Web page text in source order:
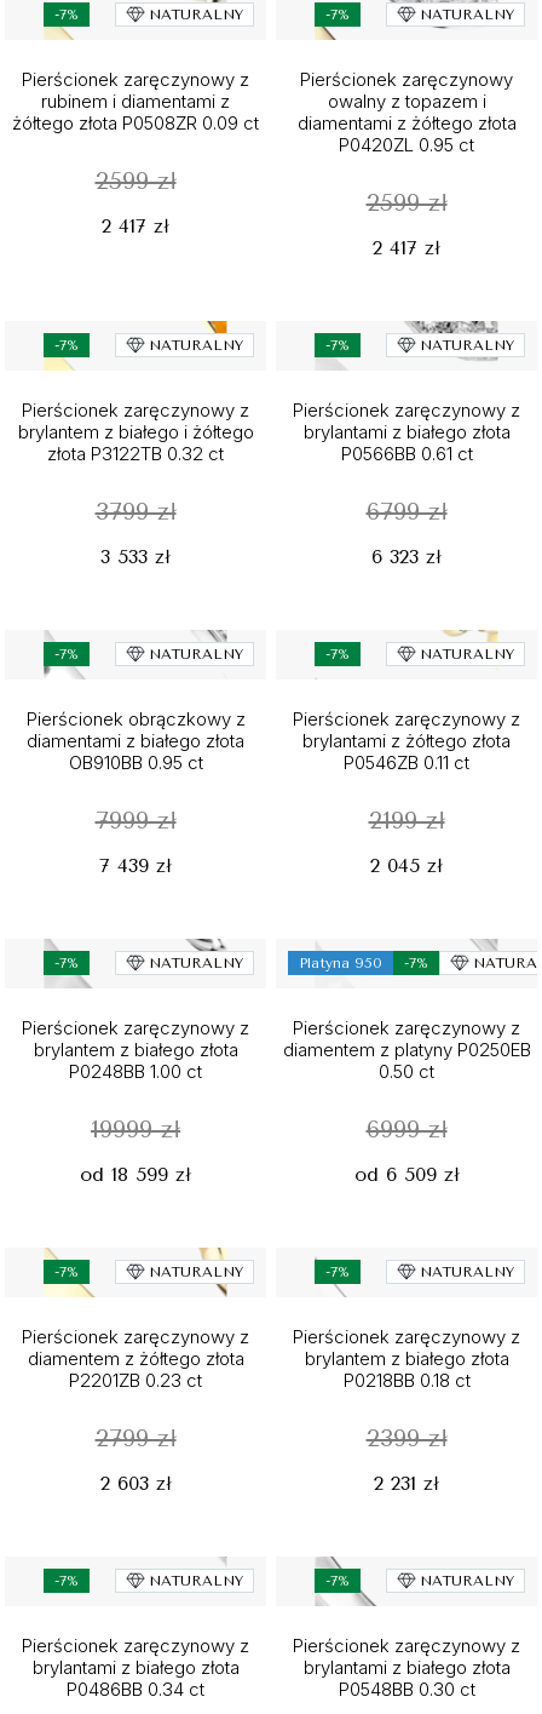
-7% NATURALNY
Pierścionek zaręczynowy z
rubinem i diamentami z
żółtego złota P0508ZR 0.09 ct
2599 zł
2 417 zł
-7% NATURALNY
Pierścionek zaręczynowy
owalny z topazem i
diamentami z żółtego złota
P0420ZL 0.95 ct
2599 zł
2 417 zł
-7% NATURALNY
Pierścionek zaręczynowy z
brylantem z białego i żółtego
złota P3122TB 0.32 ct
3799 zł
3 533 zł
-7% NATURALNY
Pierścionek zaręczynowy z
brylantami z białego złota
P0566BB 0.61 ct
6799 zł
6 323 zł
-7% NATURALNY
Pierścionek obrączkowy z
diamentami z białego złota
OB910BB 0.95 ct
7999 zł
7 439 zł
-7% NATURALNY
Pierścionek zaręczynowy z
brylantami z żółtego złota
P0546ZB 0.11 ct
2199 zł
2 045 zł
-7% NATURALNY
Pierścionek zaręczynowy z
brylantem z białego złota
P0248BB 1.00 ct
19999 zł
od 18 599 zł
Platyna 950 -7%
Pierścionek zaręczynowy z
diamentem z platyny P0250EB
0.50 ct
6999 zł
od 6 509 zł
-7% NATURALNY
Pierścionek zaręczynowy z
diamentem z żółtego złota
P2201ZB 0.23 ct
2799 zł
2 603 zł
-7% NATURALNY
Pierścionek zaręczynowy z
brylantem z białego złota
P0218BB 0.18 ct
2399 zł
2 231 zł
-7% NATURALNY
Pierścionek zaręczynowy z
brylantami z białego złota
P0486BB 0.34 ct
-7% NATURALNY
Pierścionek zaręczynowy z
brylantami z białego złota
P0548BB 0.30 ct